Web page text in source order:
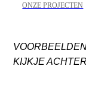
ONZE PROJECTEN
KIJKJE